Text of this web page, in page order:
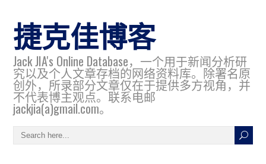
捷克佳博客
Jack JIA's Online Database，一个用于新闻分析研
究以及个人文章存档的网络资料库。除署名原
创外，所录部分文章仅在于提供多方视角，并
不代表博主观点。联系电邮
jackjia(a)gmail.com。